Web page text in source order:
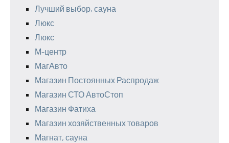
Лучший выбор, сауна
Люкс
Люкс
М-центр
МагАвто
Магазин Постоянных Распродаж
Магазин СТО АвтоСтоп
Магазин Фатиха
Магазин хозяйственных товаров
Магнат, сауна